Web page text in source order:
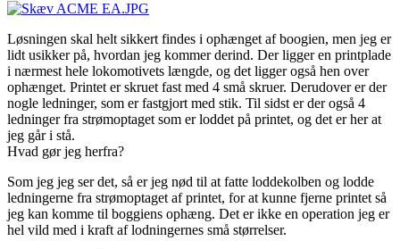
Løsningen skal helt sikkert findes i ophænget af boogien, men jeg er
lidt usikker på, hvordan jeg kommer derind. Der ligger en printplade
i nærmest hele lokomotivets længde, og det ligger også hen over
ophænget. Printet er skruet fast med 4 små skruer. Derudover er der
nogle ledninger, som er fastgjort med stik. Til sidst er der også 4
ledninger fra strømoptaget som er loddet på printet, og det er her at
jeg går i stå.
Hvad gør jeg herfra?
Som jeg jeg ser det, så er jeg nød til at fatte loddekolben og lodde
ledningerne fra strømoptaget af printet, for at kunne fjerne printet så
jeg kan komme til boggiens ophæng. Det er ikke en operation jeg er
hel vild med i kraft af lodningernes små størrelser.